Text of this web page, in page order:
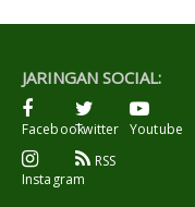
JARINGAN SOCIAL:
FacebookTwitter Youtube
Instagram
RSS